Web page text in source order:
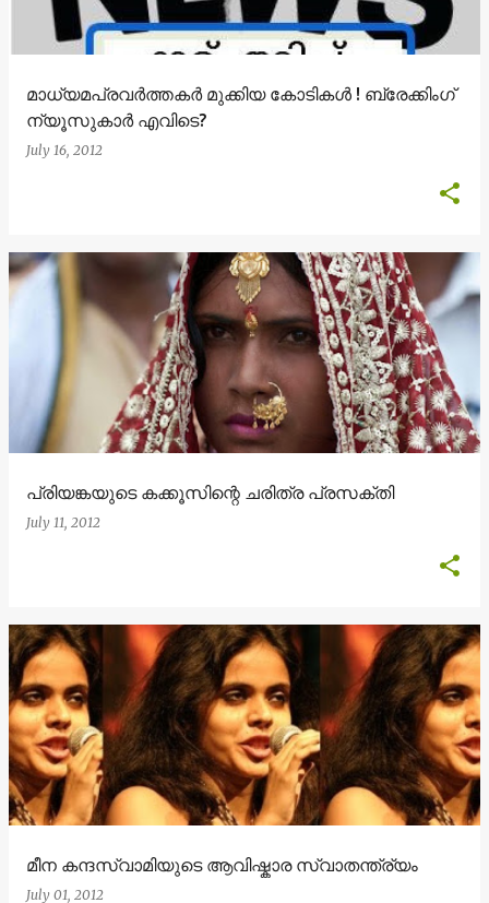
മാധ്യമപ്രവര്‍ത്തകര്‍ മുക്കിയ കോടികള്‍ ! ബ്രേക്കിംഗ്
ന്യൂസുകാര്‍ എവിടെ?
July 16, 2012
പ്രിയങ്കയുടെ കക്കൂസിന്റെ ചരിത്ര പ്രസക്തി
July 11, 2012
മീന കന്ദസ്വാമിയുടെ ആവിഷ്കാര സ്വാതന്ത്ര്യം
July 01, 2012